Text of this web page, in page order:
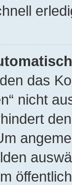
das
nicht